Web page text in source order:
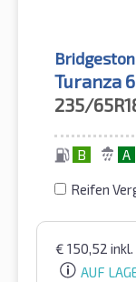
Turanza 6
235/
B A
Reifen
€ 150,52
AUF